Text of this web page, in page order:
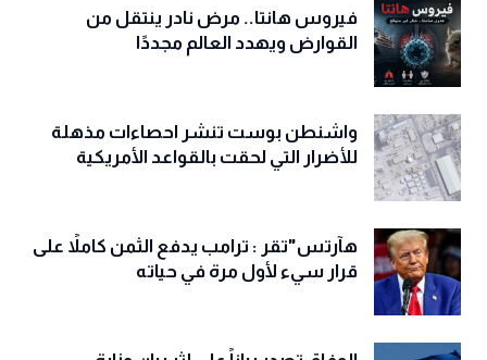
فيروس هانتا.. مرض نادر ينتقل من
القوارض ويهدد العالم مجددًا
واشنطن بوست تنشر احصاءات مذهلة
للأضرار التي لحقت بالقواعد الأمريكية
هآرتس"تقر : ترامب يدفع الثمن كاملاً على
قرار سيء لأول مرة في حياته